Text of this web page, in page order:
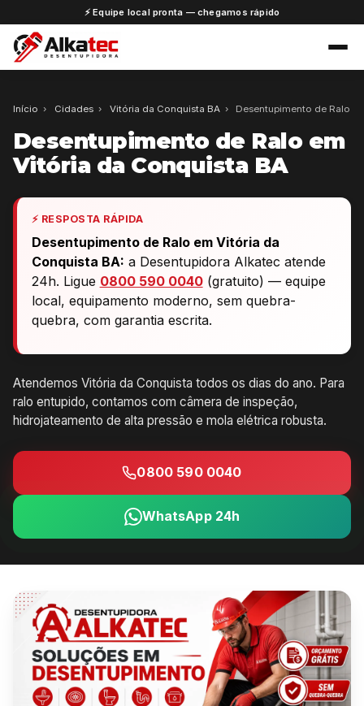
⚡ Equipe local pronta — chegamos rápido
Início › Cidades › Vitória da Conquista BA › Desentupimento de Ralo
Desentupimento de Ralo em
Vitória da Conquista BA
⚡ RESPOSTA RÁPIDA
Desentupimento de Ralo em Vitória da
Conquista BA: a Desentupidora Alkatec atende
24h. Ligue 0800 590 0040(gratuito) — equipe
local, equipamento moderno, sem quebra-
quebra, com garantia escrita.
Atendemos Vitória da Conquista todos os dias do ano. Para
ralo entupido, contamos com câmera de inspeção,
hidrojateamento de alta pressão e mola elétrica robusta.
0800 590 0040
WhatsApp 24h